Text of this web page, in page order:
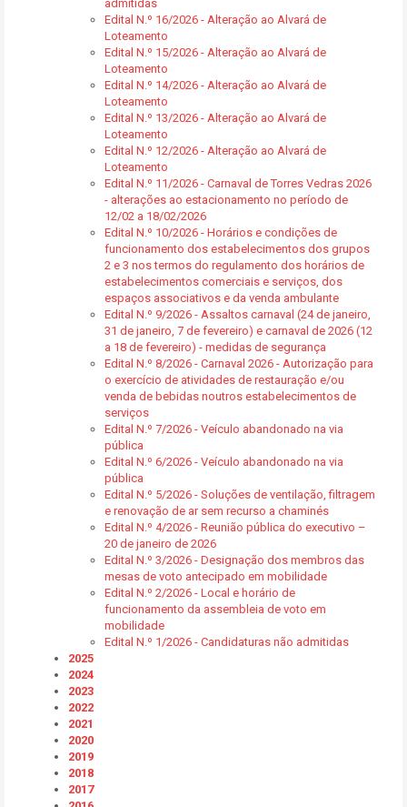
admitidas
Edital N.º 16/2026 - Alteração ao Alvará de
Loteamento
Edital N.º 15/2026 - Alteração ao Alvará de
Loteamento
Edital N.º 14/2026 - Alteração ao Alvará de
Loteamento
Edital N.º 13/2026 - Alteração ao Alvará de
Loteamento
Edital N.º 12/2026 - Alteração ao Alvará de
Loteamento
Edital N.º 11/2026 - Carnaval de Torres Vedras 2026
- alterações ao estacionamento no período de
12/02 a 18/02/2026
Edital N.º 10/2026 - Horários e condições de
funcionamento dos estabelecimentos dos grupos
2 e 3 nos termos do regulamento dos horários de
estabelecimentos comerciais e serviços, dos
espaços associativos e da venda ambulante
Edital N.º 9/2026 - Assaltos carnaval (24 de janeiro,
31 de janeiro, 7 de fevereiro) e carnaval de 2026 (12
a 18 de fevereiro) - medidas de segurança
Edital N.º 8/2026 - Carnaval 2026 - Autorização para
o exercício de atividades de restauração e/ou
venda de bebidas noutros estabelecimentos de
serviços
Edital N.º 7/2026 - Veículo abandonado na via
pública
Edital N.º 6/2026 - Veículo abandonado na via
pública
Edital N.º 5/2026 - Soluções de ventilação, filtragem
e renovação de ar sem recurso a chaminés
Edital N.º 4/2026 - Reunião pública do executivo –
20 de janeiro de 2026
Edital N.º 3/2026 - Designação dos membros das
mesas de voto antecipado em mobilidade
Edital N.º 2/2026 - Local e horário de
funcionamento da assembleia de voto em
mobilidade
Edital N.º 1/2026 - Candidaturas não admitidas
2025
2024
2023
2022
2021
2020
2019
2018
2017